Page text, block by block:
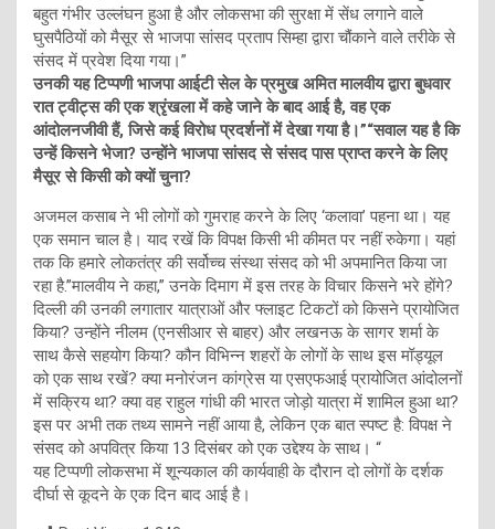
बहुत गंभीर उल्लंघन हुआ है और लोकसभा की सुरक्षा में सेंध लगाने वाले
घुसपैठियों को मैसूर से भाजपा सांसद प्रताप सिम्हा द्वारा चौंकाने वाले तरीके से
संसद में प्रवेश दिया गया।”
उनकी यह टिप्पणी भाजपा आईटी सेल के प्रमुख अमित मालवीय द्वारा बुधवार
रात ट्वीट्स की एक श्रृंखला में कहे जाने के बाद आई है, वह एक
आंदोलनजीवी हैं, जिसे कई विरोध प्रदर्शनों में देखा गया है।”“सवाल यह है कि
उन्हें किसने भेजा? उन्होंने भाजपा सांसद से संसद पास प्राप्त करने के लिए
मैसूर से किसी को क्यों चुना?
अजमल कसाब ने भी लोगों को गुमराह करने के लिए ‘कलावा’ पहना था। यह
एक समान चाल है। याद रखें कि विपक्ष किसी भी कीमत पर नहीं रुकेगा। यहां
तक कि हमारे लोकतंत्र की सर्वोच्च संस्था संसद को भी अपमानित किया जा
रहा है.”मालवीय ने कहा,” उनके दिमाग में इस तरह के विचार किसने भरे होंगे?
दिल्ली की उनकी लगातार यात्राओं और फ्लाइट टिकटों को किसने प्रायोजित
किया? उन्होंने नीलम (एनसीआर से बाहर) और लखनऊ के सागर शर्मा के
साथ कैसे सहयोग किया? कौन विभिन्न शहरों के लोगों के साथ इस मॉड्यूल
को एक साथ रखें? क्या मनोरंजन कांग्रेस या एसएफआई प्रायोजित आंदोलनों
में सक्रिय था? क्या वह राहुल गांधी की भारत जोड़ो यात्रा में शामिल हुआ था?
इस पर अभी तक तथ्‍य सामने नहीं आया है, लेकिन एक बात स्पष्ट है: विपक्ष ने
संसद को अपवित्र किया 13 दिसंबर को एक उद्देश्य के साथ। “
यह टिप्पणी लोकसभा में शून्यकाल की कार्यवाही के दौरान दो लोगों के दर्शक
दीर्घा से कूदने के एक दिन बाद आई है।